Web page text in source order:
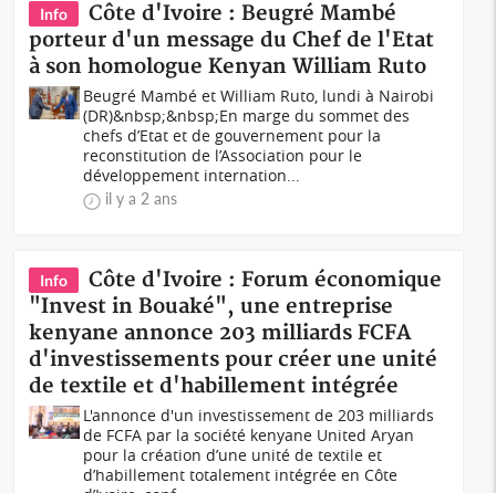
Info
Côte d'Ivoire : Beugré Mambé
porteur d'un message du Chef de l'Etat
à son homologue Kenyan William Ruto
Beugré Mambé et William Ruto, lundi à Nairobi
(DR)&nbsp;&nbsp;En marge du sommet des
chefs d’Etat et de gouvernement pour la
reconstitution de l’Association pour le
développement internation...
il y a 2 ans
Info
Côte d'Ivoire : Forum économique
"Invest in Bouaké", une entreprise
kenyane annonce 203 milliards FCFA
d'investissements pour créer une unité
de textile et d'habillement intégrée
L'annonce d'un investissement de 203 milliards
de FCFA par la société kenyane United Aryan
pour la création d’une unité de textile et
d’habillement totalement intégrée en Côte